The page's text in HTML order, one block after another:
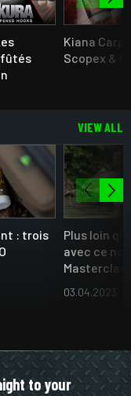
Kiana Carp
Scopex &
VIEW ALL
: trois
Plus loin
avec ce
03.04.2023
to your